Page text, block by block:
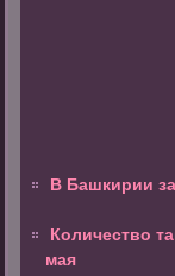
В Башкирии
Количество
мая